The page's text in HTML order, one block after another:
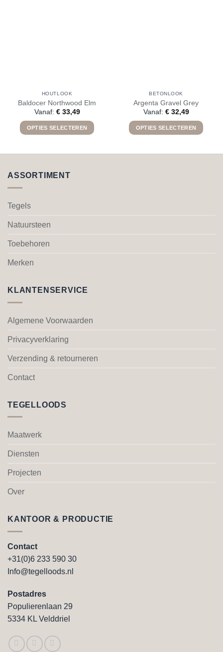
HOUTLOOK
Baldocer Northwood Elm
Vanaf: €33,49
OPTIES SELECTEREN
meerdere
worden
de
BETONLOOK
Argenta Gravel Grey
Vanaf: €32,49
OPTIES SELECTEREN
worden
de
ASSORTIMENT
Tegels
Natuursteen
Toebehoren
Merken
KLANTENSERVICE
Algemene Voorwaarden
Privacyverklaring
Verzending & retourneren
Contact
TEGELLOODS
Maatwerk
Diensten
Projecten
Over
KANTOOR & PRODUCTIE
Contact
+31(0)6 233 590 30
Info@tegelloods.nl
Postadres
Populierenlaan 29
5334 KL Velddriel